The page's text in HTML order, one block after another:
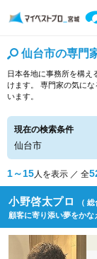
仙台市の専門
日本各地に事務所を構え
けます。 専門家の気に
います。
現在の検索条件
仙台市
1～15人を表示 ／ 全
小野啓太プロ
（
顧客に寄り添い夢をかな